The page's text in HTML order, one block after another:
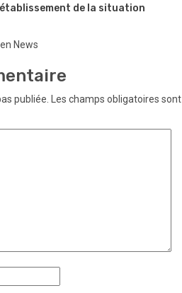
de la situation
News
publiée.
Les champs obligatoires sont